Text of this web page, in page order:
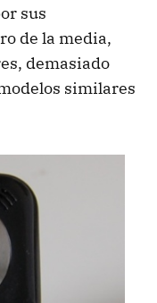
sus
de la media,
demasiado
similares